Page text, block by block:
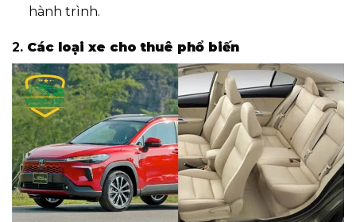
hành trình.
2. Các loại xe cho thuê phổ biến